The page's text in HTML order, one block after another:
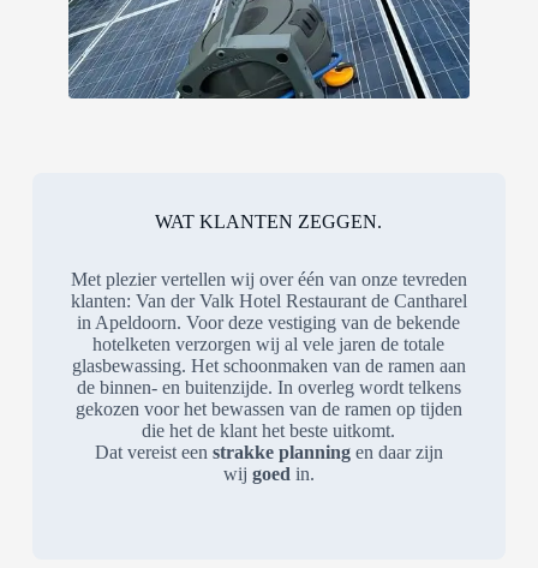
WAT KLANTEN ZEGGEN.
Met plezier vertellen wij over één van onze tevreden
klanten: Van der Valk Hotel Restaurant de Cantharel
in Apeldoorn. Voor deze vestiging van de bekende
hotelketen verzorgen wij al vele jaren de totale
glasbewassing. Het schoonmaken van de ramen aan
de binnen- en buitenzijde. In overleg wordt telkens
gekozen voor het bewassen van de ramen op tijden
die het de klant het beste uitkomt.
Dat vereist een strakke planningen daar zijn
wij goed in.